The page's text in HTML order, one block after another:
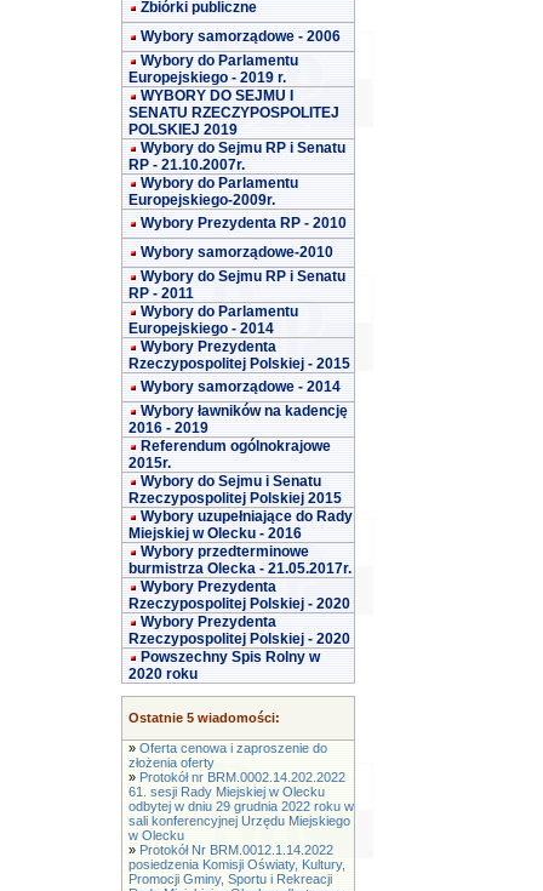
Zbiórki publiczne
Wybory samorządowe - 2006
Wybory do Parlamentu
Europejskiego - 2019 r.
WYBORY DO SEJMU I
SENATU RZECZYPOSPOLITEJ
POLSKIEJ 2019
Wybory do Sejmu RP i Senatu
RP - 21.10.2007r.
Wybory do Parlamentu
Europejskiego-2009r.
Wybory Prezydenta RP - 2010
Wybory samorządowe-2010
Wybory do Sejmu RP i Senatu
RP - 2011
Wybory do Parlamentu
Europejskiego - 2014
Wybory Prezydenta
Rzeczypospolitej Polskiej - 2015
Wybory samorządowe - 2014
Wybory ławników na kadencję
2016 - 2019
Referendum ogólnokrajowe
2015r.
Wybory do Sejmu i Senatu
Rzeczypospolitej Polskiej 2015
Wybory uzupełniające do Rady
Miejskiej w Olecku - 2016
Wybory przedterminowe
burmistrza Olecka - 21.05.2017r.
Wybory Prezydenta
Rzeczypospolitej Polskiej - 2020
Wybory Prezydenta
Rzeczypospolitej Polskiej - 2020
Powszechny Spis Rolny w
2020 roku
Ostatnie 5 wiadomości:
» Oferta cenowa i zaproszenie do
złożenia oferty
» Protokół nr BRM.0002.14.202.2022
61. sesji Rady Miejskiej w Olecku
odbytej w dniu 29 grudnia 2022 roku w
sali konferencyjnej Urzędu Miejskiego
w Olecku
» Protokół Nr BRM.0012.1.14.2022
posiedzenia Komisji Oświaty, Kultury,
Promocji Gminy, Sportu i Rekreacji